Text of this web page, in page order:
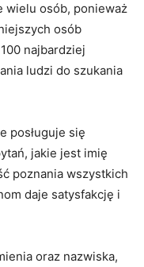
wielu osób, ponieważ
osób
najbardziej
ludzi do szukania
posługuje się
jakie jest imię
poznania wszystkich
daje satysfakcję i
oraz nazwiska,